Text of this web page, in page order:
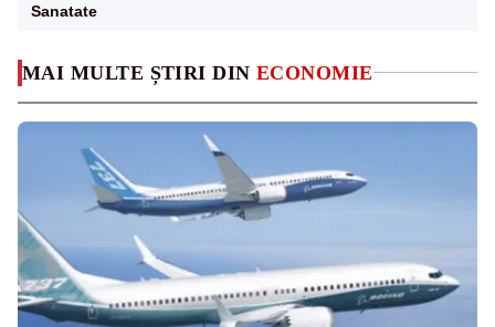
MAI MULTE ȘTIRI DIN ECONOMIE
Sanatate